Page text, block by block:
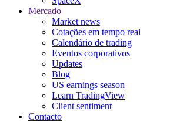
Mercado
Market news
Cotações em tempo real
Calendário de trading
Eventos corporativos
Updates
Blog
US earnings season
Learn TradingView
Client sentiment
Contacto